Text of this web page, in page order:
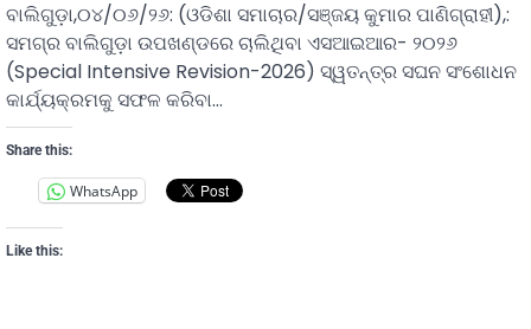
ବାଲିଗୁଡ଼ା,୦୪/୦୬/୨୬: (ଓଡିଶା ସମାଚାର/ସଞ୍ଜୟ କୁମାର ପାଣିଗ୍ରାହୀ),:
ସମଗ୍ର ବାଲିଗୁଡ଼ା ଉପଖଣ୍ଡରେ ଚାଲିଥିବା ଏସଆଇଆର- ୨୦୨୬
(Special Intensive Revision-2026) ସ୍ୱତନ୍ତ୍ର ସଘନ ସଂଶୋଧନ
କାର୍ଯ୍ୟକ୍ରମକୁ ସଫଳ କରିବା…
Share this:
WhatsApp
Like this: